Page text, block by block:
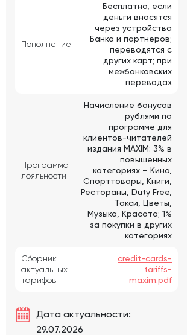
Пополнение
Бесплатно, если
деньги вносятся
через устройства
Банка и партнеров;
переводятся с
других карт; при
межбанковских
переводах
Программа
лояльности
Начисление бонусов
рублями по
программе для
клиентов-читателей
издания MAXIM: 3% в
повышенных
категориях – Кино,
Спорттовары, Книги,
Рестораны, Duty Free,
Такси, Цветы,
Музыка, Красота; 1%
за покупки в других
категориях
Сборник
актуальных
тарифов
credit-cards-
tariffs-
maxim.pdf
Дата актуальности:
29.07.2026